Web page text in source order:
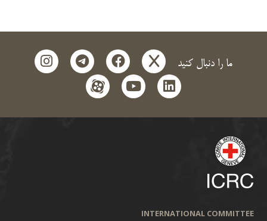
ما را دنبال کنید x
facebook
telegram
instagram
linkedin
youtube
aparat
INTERNATIONAL COMMITTEE